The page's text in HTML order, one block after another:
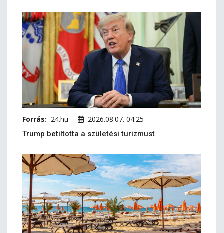
Forrás: 24.hu 2026.08.07. 04:25
Trump betiltotta a születési turizmust